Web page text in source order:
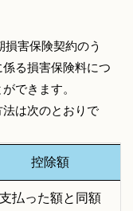
害保険契約のう
る損害保険料につ
できます。
は次のとおりで
控除額
支払った額と同額